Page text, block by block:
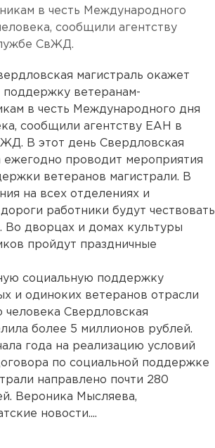
в честь Международного
сообщили агентству
СвЖД.
магистраль окажет
ветеранам-
в честь Международного дня
сообщили агентству ЕАН в
В этот день Свердловская
ежегодно проводит мероприятия
ветеранов магистрали. В
на всех отделениях и
работники будут чествовать
Во дворцах и домах культуры
пройдут праздничные
социальную поддержку
и одиноких ветеранов отрасли
Свердловская
более 5 миллионов рублей.
года на реализацию условий
по социальной поддержке
направлено почти 280
Вероника Мысляева,
новости....